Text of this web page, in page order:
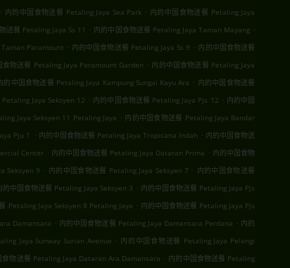
. 内的中国食物送餐 Petaling Jaya Sea Park . 内的中国食物送餐 Petaling Jaya
送餐 Petaling Jaya Ss 11 . 内的中国食物送餐 Petaling Jaya Taman Mayang .
Taman Paramount . 内的中国食物送餐 Petaling Jaya Ss 9 . 内的中国食物送餐
食物送餐 Petaling Jaya Paramount Garden . 内的中国食物送餐 Petaling Jaya
的中国食物送餐 Petaling Jaya Kampung Sungai Kayu Ara . 内的中国食物送餐
Jaya Seksyen 12 . 内的中国食物送餐 Petaling Jaya Pjs 12 . 内的中国
Jaya Seksyen 11 Petaling Jaya . 内的中国食物送餐 Petaling Jaya Bandar
Pju 1 . 内的中国食物送餐 Petaling Jaya Tropicana Indah . 内的中国食物送
Center . 内的中国食物送餐 Petaling Jaya Dataran Prima . 内的中国食物
Seksyen 9 . 内的中国食物送餐 Petaling Jaya Seksyen 7 . 内的中国食物送餐
的中国食物送餐 Petaling Jaya Seksyen 3 . 内的中国食物送餐 Petaling Jaya Pjs
Petaling Jaya Seksyen 8 Petaling Jaya . 内的中国食物送餐 Petaling Jaya Pjs
Damansara . 内的中国食物送餐 Petaling Jaya Damansara Perdana . 内的
Jaya Sunway Surian Avenue . 内的中国食物送餐 Petaling Jaya Pelangi
食物送餐 Petaling Jaya Dataran Ara Damansara . 内的中国食物送餐 Petaling